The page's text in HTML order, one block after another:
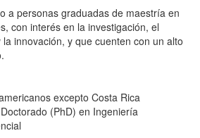
a personas graduadas de maestría en
con interés en la investigación, el
innovación, y que cuenten con un alto
excepto Costa Rica
(PhD) en Ingeniería